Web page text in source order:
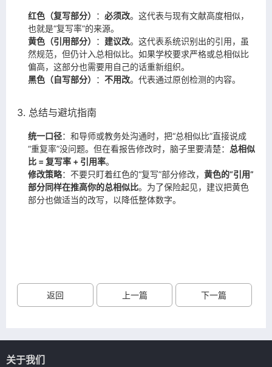
红色（复写部分） ： 必须改。这代表与现有文献高度相似，
也就是“复写率”的来源。
黄色（引用部分）
： 建议改。这代表系统识别出的引用，虽
然规范，但仍计入总相似比。如果学校要求严格或总相似比
偏高，这部分也需要用自己的话重新组织。
黑色（自写部分）
： 不用改。代表通过原创检测的内容。
3. 总结与避坑指南
统一口径：和导师或教务处沟通时，把“总相似比”直接说成
“重复率”没问题。但在看报告修改时，脑子里要清楚： 总相似
比 = 复写率 + 引用率。
修改策略：不要只盯着红色的“复写”部分修改， 黄色的“引用”
部分同样在推高你的总相似比。为了保险起见，建议把黄色
部分也做适当的改写，以降低整体数字。
返回 上一篇 下一篇
关于我们